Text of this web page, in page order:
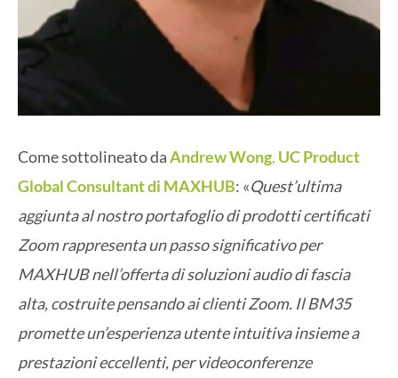
Come sottolineato daAndrew Wong, UC Product
Global Consultantdi MAXHUB: «Quest’ultima
aggiunta al nostro portafoglio di prodotti certificati
Zoom rappresenta un passo significativo per
MAXHUB nell’offerta di soluzioni audio di fascia
alta, costruite pensando ai clienti Zoom. Il BM35
promette un’esperienza utente intuitiva insieme a
prestazioni eccellenti, per videoconferenze